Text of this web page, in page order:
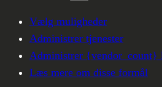
Vælg muligheder
Administrer tjenester
Administrer {vendor_count}
Læs mere om disse formål